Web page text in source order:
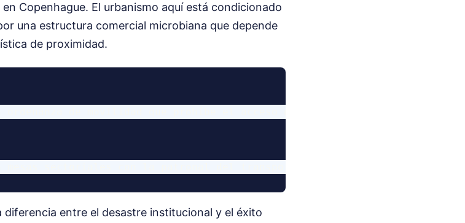
Copenhague. El urbanismo aquí está condicionado
una estructura comercial microbiana que depende
de proximidad.
diferencia entre el desastre institucional y el éxito